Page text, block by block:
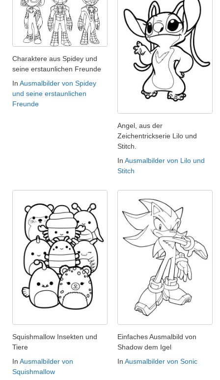
Charaktere aus Spidey und
seine erstaunlichen Freunde
In Ausmalbilder von Spidey
und seine erstaunlichen
Freunde
Angel, aus der
Zeichentrickserie Lilo und
Stitch.
In Ausmalbilder von Lilo und
Stitch
Squishmallow Insekten und
Tiere
In Ausmalbilder von
Squishmallow
Einfaches Ausmalbild von
Shadow dem Igel
In Ausmalbilder von Sonic